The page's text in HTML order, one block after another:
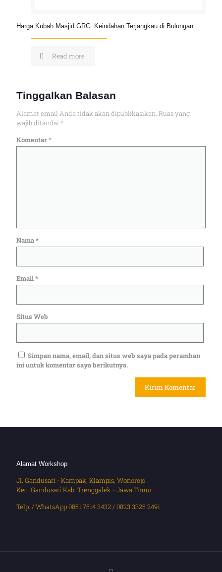
Harga Kubah Masjid GRC: Keindahan Terjangkau di Bulungan
Read more
Tinggalkan Balasan
Alamat email Anda tidak akan dipublikasikan. Ruas yang
wajib ditandai *
Komentar*
Nama*
Email*
Situs Web
Simpan nama, email, dan situs web saya pada peramban
ini untuk komentar saya berikutnya.
Alamat Workshop
Jl. Gandusari - Kampak, Klampis, Wonorejo
Kec. Gandusari Kab. Trenggalek - Jawa Timur
Telp. / WhatsApp 0851 7514 3432 / 0823 3325 2491